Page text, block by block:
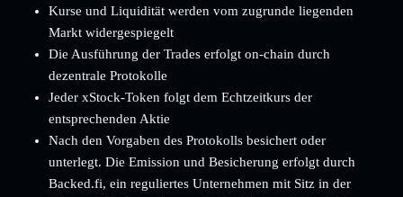
Kurse und Liquidität werden vom zugrunde liegenden
Markt widergespiegelt
Die Ausführung der Trades erfolgt on-chain durch
dezentrale Protokolle
Jeder xStock-Token folgt dem Echtzeitkurs der
entsprechenden Aktie
Nach den Vorgaben des Protokolls besichert oder
unterlegt. Die Emission und Besicherung erfolgt durch
Backed.fi, ein reguliertes Unternehmen mit Sitz in der